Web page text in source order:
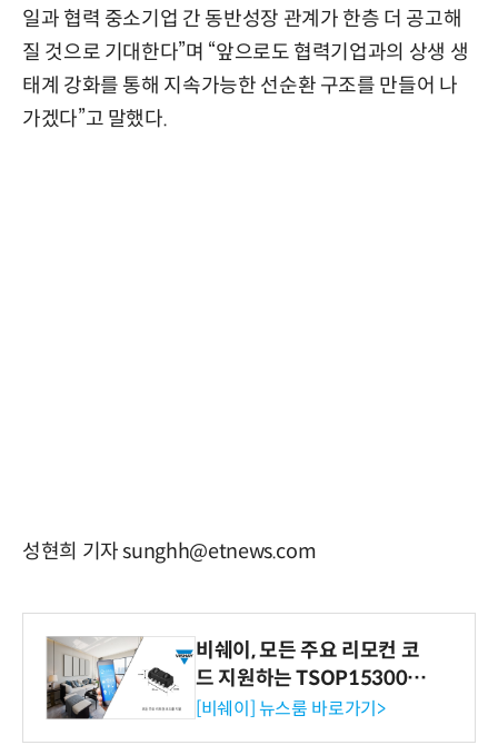
일과 협력 중소기업 간 동반성장 관계가 한층 더 공고해
질 것으로 기대한다”며 “앞으로도 협력기업과의 상생 생
태계 강화를 통해 지속가능한 선순환 구조를 만들어 나
가겠다”고 말했다.
성현희 기자 sunghh@etnews.com
비쉐이, 모든 주요 리모컨 코
드 지원하는 TSOP15300 시
리즈 IR 수신기 출시
[비쉐이] 뉴스룸 바로가기>